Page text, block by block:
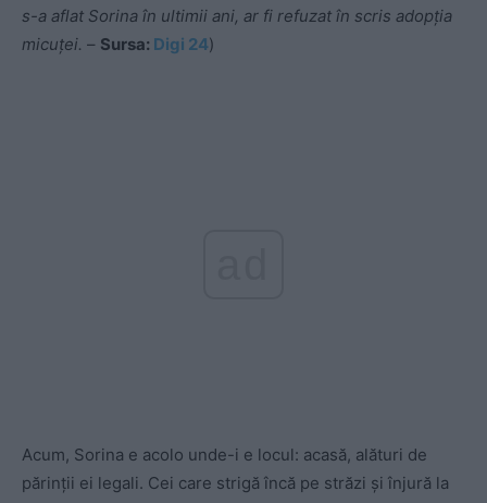
s-a aflat Sorina în ultimii ani, ar fi refuzat în scris adopţia
micuţei. – Sursa: Digi 24)
Acum, Sorina e acolo unde-i e locul: acasă, alături de
părinţii ei legali. Cei care strigă încă pe străzi şi înjură la